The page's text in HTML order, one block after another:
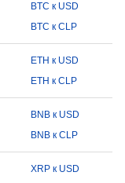
BTC к USD
BTC к CLP
ETH к USD
ETH к CLP
BNB к USD
BNB к CLP
XRP к USD